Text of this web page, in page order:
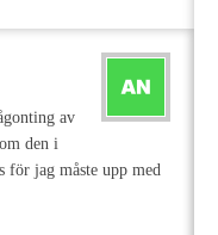
av
den i
jag måste upp med